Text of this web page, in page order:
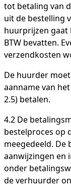
tot betaling van
uit de bestelling
huurprijzen gaat
BTW bevatten.
verzendkosten
De huurder
aanname van
2.5) betalen.
4.2 De
bestelproces op
meegedeeld. De
aanwijzingen en
onder
de verhuurder